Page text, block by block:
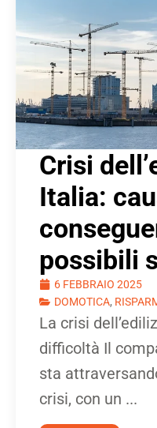
Crisi
Italia:
possibili
6 FEBBRAIO 2025
DOMOTICA,
La crisi
difficoltà Il
sta
crisi, con un ...